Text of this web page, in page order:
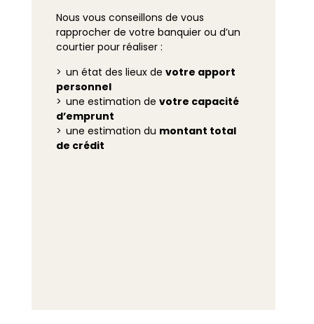
Nous vous conseillons de vous
rapprocher de votre banquier ou d’un
courtier pour réaliser :
un état des lieux de votre apport
personnel
une estimation de votre capacité
d’emprunt
une estimation du montant total
de crédit